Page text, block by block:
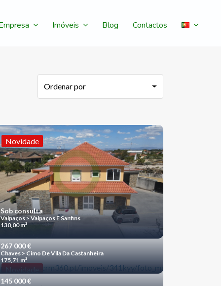
Imóveis Blog Contactos
Ordenar por
Novidade
Sob consulta
Valpaços > Valpaços E Sanfins
130,00 m²
Novidade
267 000 €
Chaves > Cimo De Vila Da Castanheira
175,71 m²
145 000 €